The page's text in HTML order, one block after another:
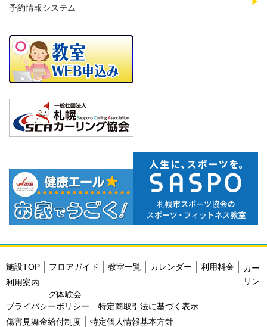
予約情報システム
施設TOP フロアガイド 教室一覧 カレンダー
利用料金
利用案内
カー
リン
グ体験会
プライバシーポリシー
特定商取引法に基づく表示
傷害見舞金給付制度
特定個人情報基本方針